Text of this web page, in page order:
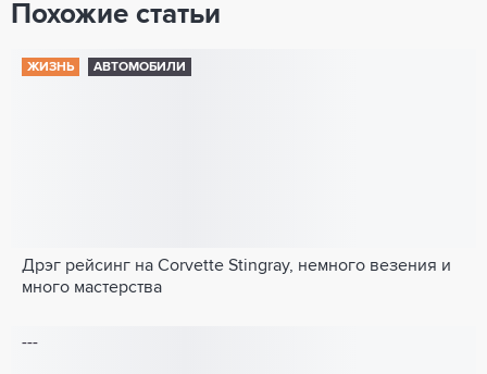
Похожие статьи
ЖИЗНЬ АВТОМОБИЛИ
Дрэг рейсинг на Corvette Stingray, немного везения и
много мастерства
---